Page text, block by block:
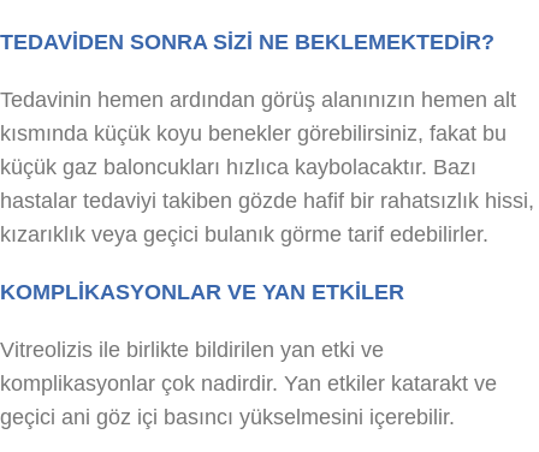
TEDAVİDEN SONRA SİZİ NE BEKLEMEKTEDİR?
Tedavinin hemen ardından görüş alanınızın hemen alt
kısmında küçük koyu benekler görebilirsiniz, fakat bu
küçük gaz baloncukları hızlıca kaybolacaktır. Bazı
hastalar tedaviyi takiben gözde hafif bir rahatsızlık hissi,
kızarıklık veya geçici bulanık görme tarif edebilirler.
KOMPLİKASYONLAR VE YAN ETKİLER
Vitreolizis ile birlikte bildirilen yan etki ve
komplikasyonlar çok nadirdir. Yan etkiler katarakt ve
geçici ani göz içi basıncı yükselmesini içerebilir.